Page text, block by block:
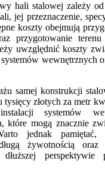
hali stalowej zależy
jej przeznaczenie,
koszty obejmują
przygotowanie
uwzględnić koszty
wewnętrznych
samej konstrukcji
złotych za metr
systemów
które mogą znacznie
jednak
żywotnością
perspektywie